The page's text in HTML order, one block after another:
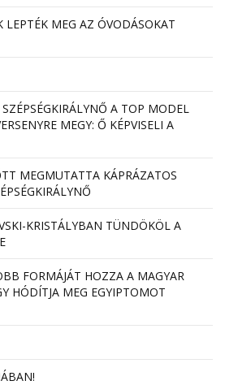
LEPTÉK MEG AZ ÓVODÁSOKAT
A TOP MODEL
MEGY: Ő KÉPVISELI A
MEGMUTATTA KÁPRÁZATOS
KRISTÁLYBAN TÜNDÖKÖL A
FORMÁJÁT HOZZA A MAGYAR
HÓDÍTJA MEG EGYIPTOMOT